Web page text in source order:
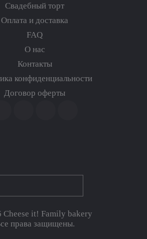
Cheese it! Family bakery
права защищены.
Свадебный торт
Оплата и доставка
FAQ
О нас
Контакты
конфиденциальности
Договор оферты